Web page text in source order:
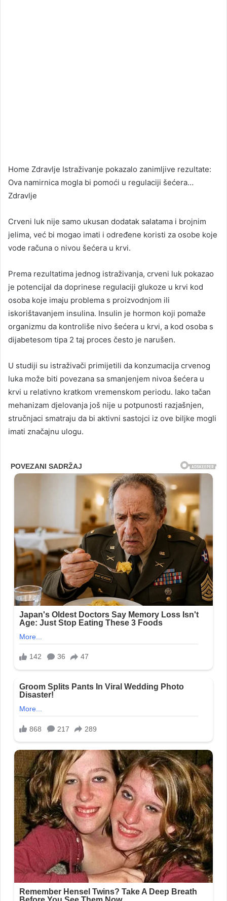
Home Zdravlje Istraživanje pokazalo zanimljive rezultate:
Ova namirnica mogla bi pomoći u regulaciji šećera…
Zdravlje
Crveni luk nije samo ukusan dodatak salatama i brojnim
jelima, već bi mogao imati i određene koristi za osobe koje
vode računa o nivou šećera u krvi.
Prema rezultatima jednog istraživanja, crveni luk pokazao
je potencijal da doprinese regulaciji glukoze u krvi kod
osoba koje imaju problema s proizvodnjom ili
iskorištavanjem insulina. Insulin je hormon koji pomaže
organizmu da kontroliše nivo šećera u krvi, a kod osoba s
dijabetesom tipa 2 taj proces često je narušen.
U studiji su istraživači primijetili da konzumacija crvenog
luka može biti povezana sa smanjenjem nivoa šećera u
krvi u relativno kratkom vremenskom periodu. Iako tačan
mehanizam djelovanja još nije u potpunosti razjašnjen,
stručnjaci smatraju da bi aktivni sastojci iz ove biljke mogli
imati značajnu ulogu.